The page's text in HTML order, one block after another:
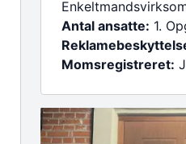
Antal ansatte: 1.
Momsregistreret: